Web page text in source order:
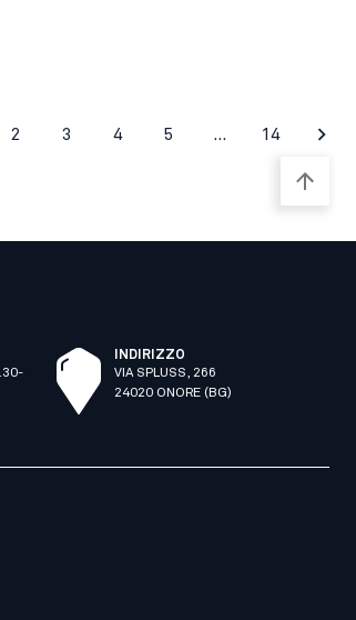
2 3 4 5 … 14
INDIRIZZO
VIA SPLUSS, 266
24020 ONORE (BG)